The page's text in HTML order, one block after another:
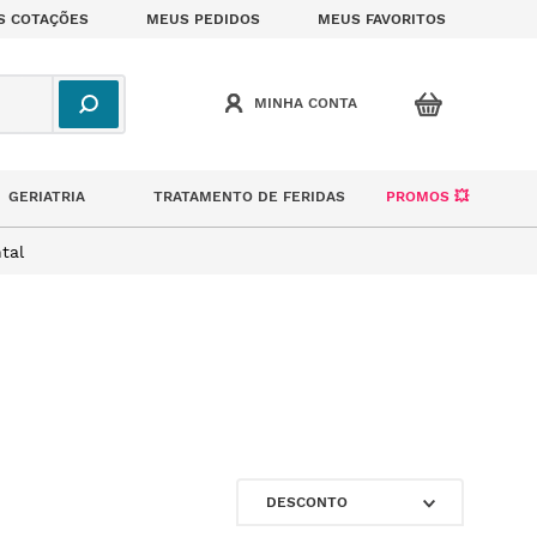
COTAÇÕES MEUS PEDIDOS MEUS FAVORITOS
GERIATRIA TRATAMENTO DE FERIDAS PROMOS 💥
DESCONTO